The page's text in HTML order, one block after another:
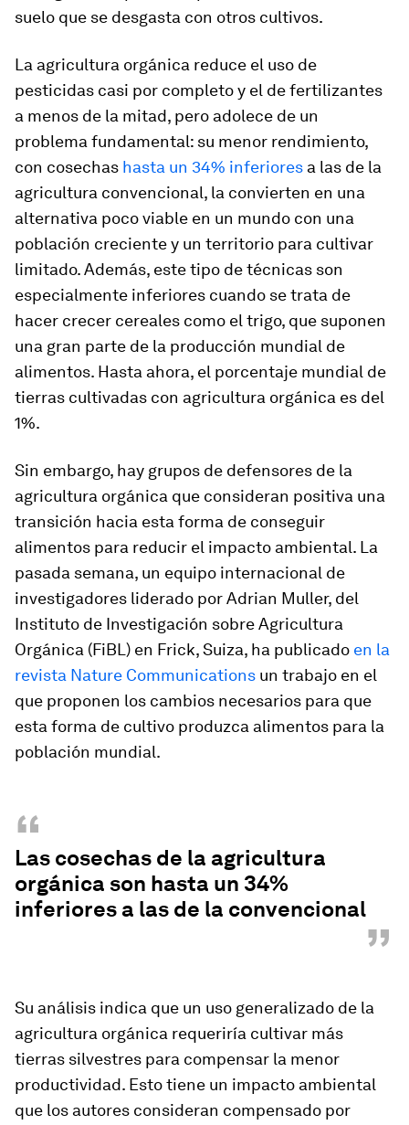
suelo que se desgasta con otros cultivos.
La agricultura orgánica reduce el uso de
pesticidas casi por completo y el de fertilizantes
a menos de la mitad, pero adolece de un
problema fundamental: su menor rendimiento,
con cosechas hasta un 34% inferiores a las de la
agricultura convencional, la convierten en una
alternativa poco viable en un mundo con una
población creciente y un territorio para cultivar
limitado. Además, este tipo de técnicas son
especialmente inferiores cuando se trata de
hacer crecer cereales como el trigo, que suponen
una gran parte de la producción mundial de
alimentos. Hasta ahora, el porcentaje mundial de
tierras cultivadas con agricultura orgánica es del
1%.
Sin embargo, hay grupos de defensores de la
agricultura orgánica que consideran positiva una
transición hacia esta forma de conseguir
alimentos para reducir el impacto ambiental. La
pasada semana, un equipo internacional de
investigadores liderado por Adrian Muller, del
Instituto de Investigación sobre Agricultura
Orgánica (FiBL) en Frick, Suiza, ha publicado en la
revista Nature Communications un trabajo en el
que proponen los cambios necesarios para que
esta forma de cultivo produzca alimentos para la
población mundial.
“
Las cosechas de la agricultura
orgánica son hasta un 34%
inferiores a las de la convencional
”
Su análisis indica que un uso generalizado de la
agricultura orgánica requeriría cultivar más
tierras silvestres para compensar la menor
productividad. Esto tiene un impacto ambiental
que los autores consideran compensado por